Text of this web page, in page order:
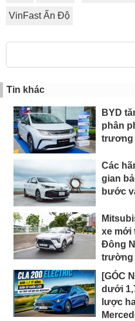
VinFast Ấn Độ
Tin khác
BYD
phân
trương
Các
gian
bước
xe mới
Đông
trường
[GÓC
dưới
lược